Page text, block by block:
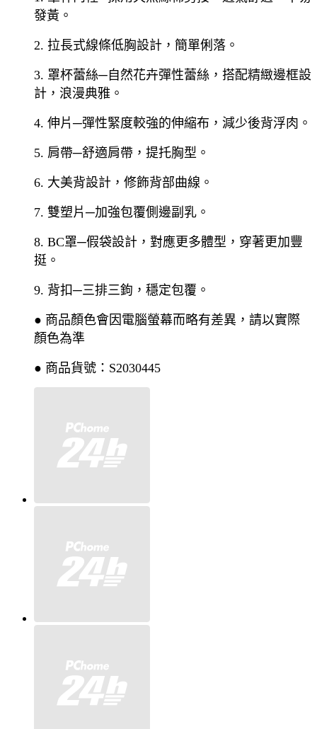
發黃。
2. 拉長式線條低胸設計，簡單俐落。
3. 罩杯蕾絲─自然花卉彈性蕾絲，搭配精緻邊框設
計，浪漫典雅。
4. 伸片─彈性緊度較強的伸縮布，減少後背浮肉。
5. 肩帶─舒適肩帶，提托胸型。
6. 大美背設計，修飾背部曲線。
7. 雙塑片─加強包覆側邊副乳。
8. BC罩─假袋設計，對應更多體型，穿著更加豐
挺。
9. 背扣─三排三鉤，穩定包覆。
● 商品顏色會因電腦螢幕而略有差異，請以實際
顏色為準
● 商品貨號：S2030445